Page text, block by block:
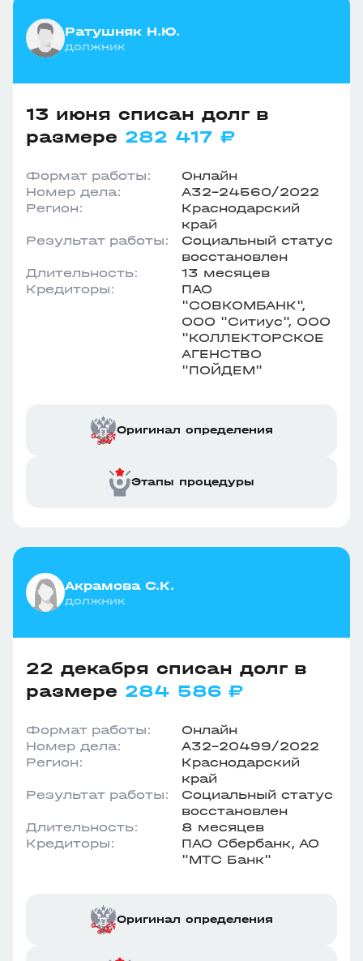
Ратушняк Н.Ю.
должник
13 июня списан долг в
размере 282 417 ₽
Формат работы:
Онлайн
Номер дела:
А32-24560/2022
Регион:
Краснодарский
край
Результат работы:
Социальный статус
восстановлен
Длительность:
13 месяцев
Кредиторы:
ПАО
"СОВКОМБАНК",
ООО "Ситиус", ООО
"КОЛЛЕКТОРСКОЕ
АГЕНСТВО
"ПОЙДЕМ"
Оригинал определения
Этапы процедуры
Акрамова С.К.
должник
22 декабря списан долг в
размере 284 586 ₽
Формат работы:
Онлайн
Номер дела:
А32-20499/2022
Регион:
Краснодарский
край
Результат работы:
Социальный статус
восстановлен
Длительность:
8 месяцев
Кредиторы:
ПАО Сбербанк, АО
"МТС Банк"
Оригинал определения